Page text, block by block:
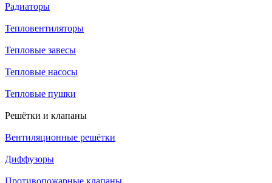
Радиаторы
Тепловентиляторы
Тепловые завесы
Тепловые насосы
Тепловые пушки
Решётки и клапаны
Вентиляционные решётки
Диффузоры
Противопожарные клапаны